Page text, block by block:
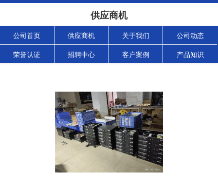
供应商机
公司首页 供应商机 关于我们 公司动态
荣誉认证 招聘中心 客户案例 产品知识